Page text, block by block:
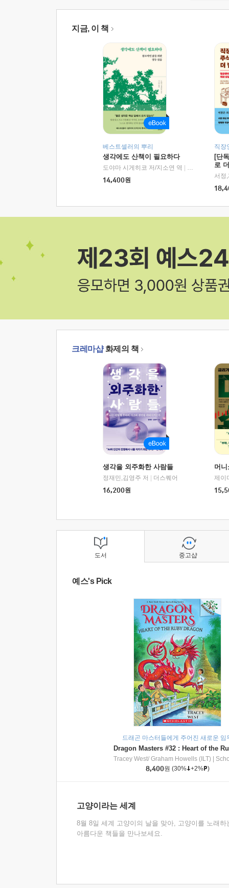
지금, 이 책
베스트셀러의 뿌리
생각에도 산책이 필요하다
도야마 시게히코 저/지소연 역
알에이치코리
14,400원
직장
[단
로
크레마샵화제의 책
생각을 외주화한 사람들
정재민,김영주 저
더스퀘어
16,200원
머
도서
예스's Pick
드래곤 마스터들에게 주어진 새로운 임
Tracey West/ Graham Howells (ILT)
8,400원 (30% +2% )
고양이라는 세계
8월 8일 세계 고양이의 날을 맞아, 고양이를 노래하
아름다운 책들을 만나보세요.
중고샵